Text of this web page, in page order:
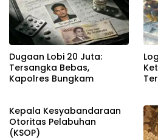
Dugaan Lobi 20 Juta:
Tersangka Bebas,
Kapolres Bungkam
Kepala Kesyabandaraan
Otoritas Pelabuhan
(KSOP)